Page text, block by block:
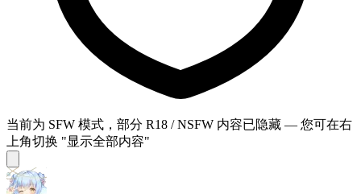
当前为 SFW 模式，部分 R18 / NSFW 内容已隐藏 — 您可在右
上角切换 "显示全部内容"